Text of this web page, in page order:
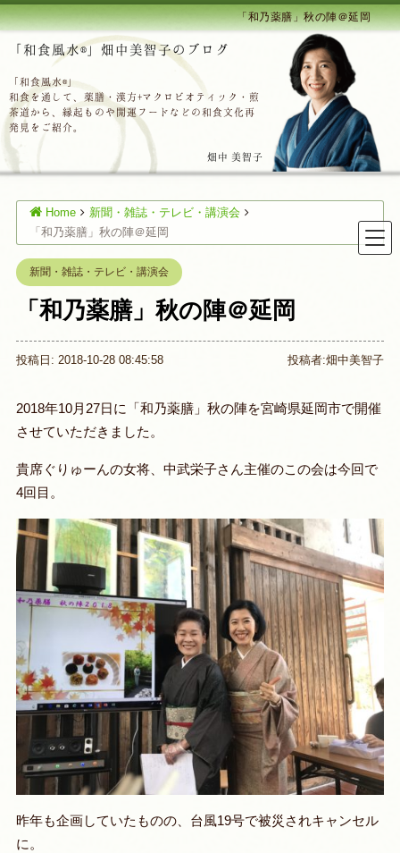
「和乃薬膳」秋の陣＠延岡
「和食風水®」畑中美智子のブログ
「和食風水®」
和食を通して、薬膳・漢方+マクロビオティック・煎
茶道から、縁起ものや開運フードなどの和食文化再
発見をご紹介。
畑中 美智子
Home
新聞・雑誌・テレビ・講演会
「和乃薬膳」秋の陣＠延岡
新聞・雑誌・テレビ・講演会
「和乃薬膳」秋の陣＠延岡
投稿日: 2018-10-28 08:45:58 投稿者:畑中美智子
2018年10月27日に「和乃薬膳」秋の陣を宮崎県延岡市で開催
させていただきました。
貴席ぐりゅーんの女将、中武栄子さん主催のこの会は今回で
4回目。
昨年も企画していたものの、台風19号で被災されキャンセル
に。